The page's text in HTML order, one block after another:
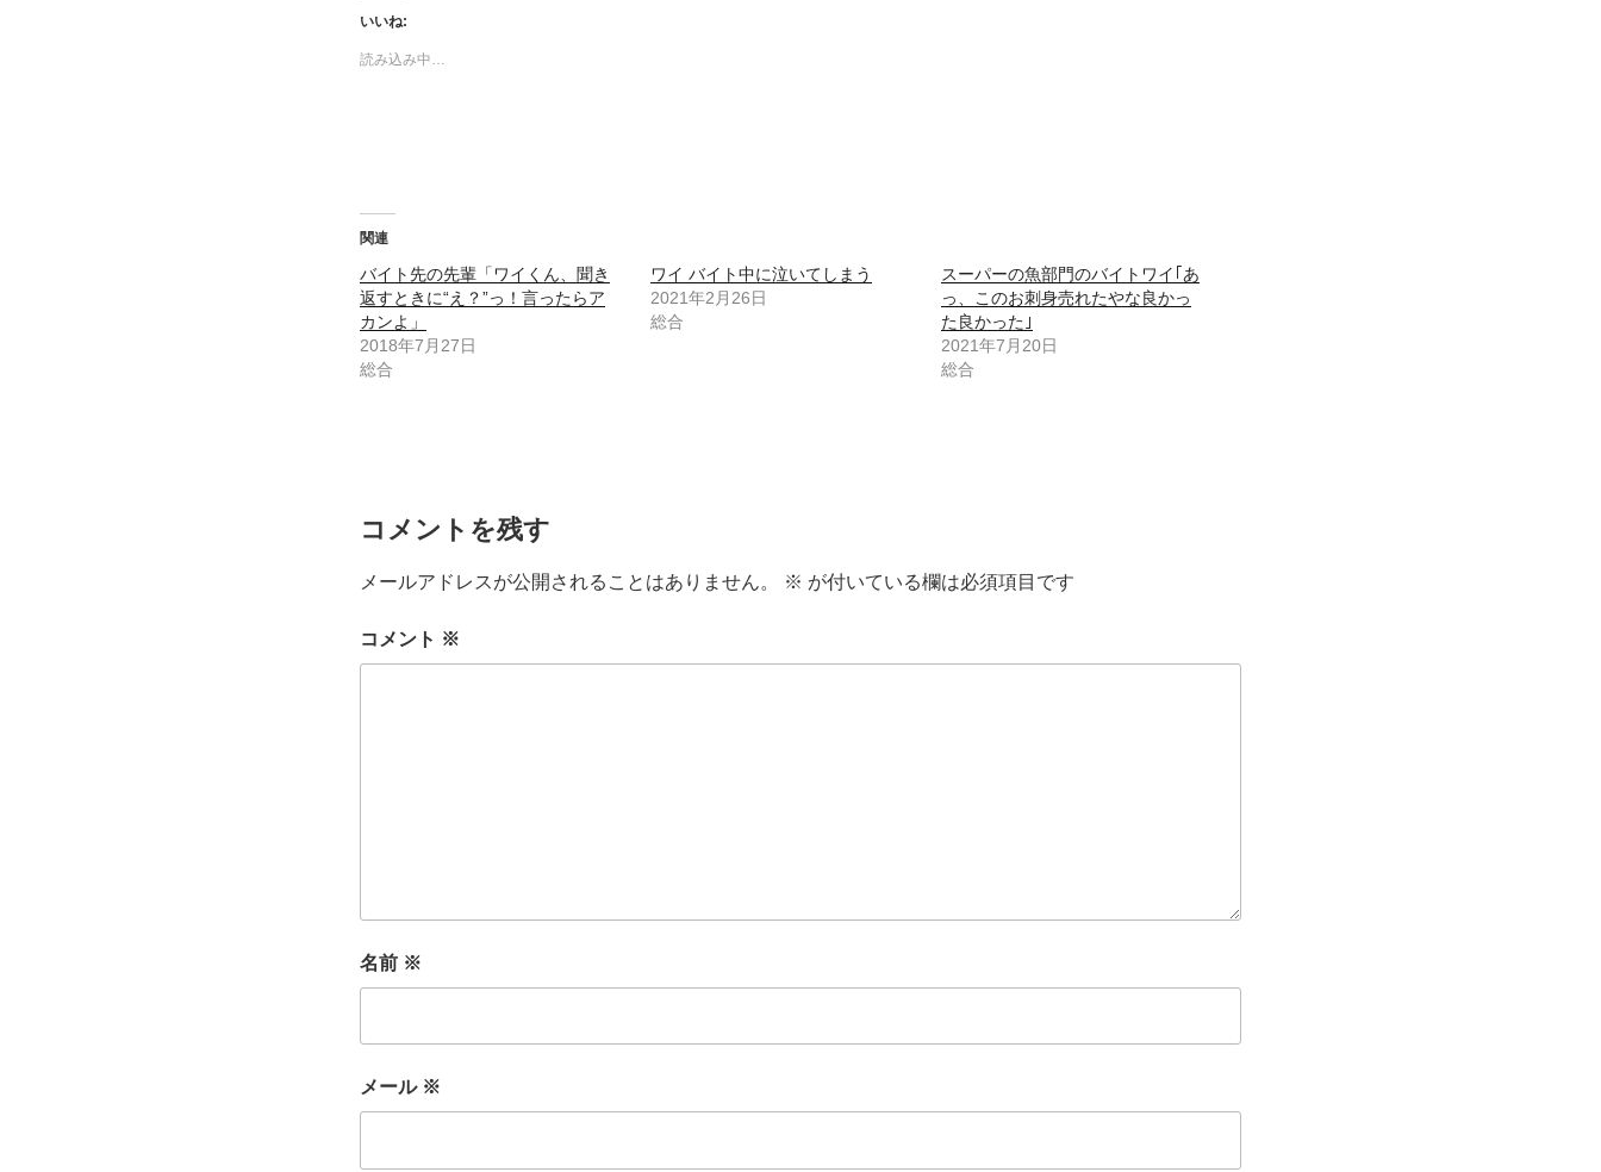
いいね:
読み込み中…
関連
バイト先の先輩「ワイくん、聞き
返すときに“え？”っ！言ったらア
カンよ」
2018年7月27日
総合
ワイ バイト中に泣いてしまう
2021年2月26日
総合
スーパーの魚部門のバイトワイ｢あ
っ、このお刺身売れたやな良かっ
た良かった｣
2021年7月20日
総合
コメントを残す
メールアドレスが公開されることはありません。 ※ が付いている欄は必須項目です
コメント ※
名前 ※
メール ※